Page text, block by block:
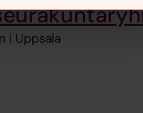
i Uppsala